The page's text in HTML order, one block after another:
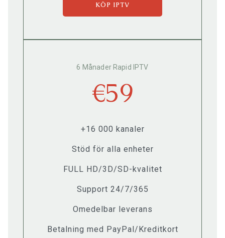
KÖP IPTV
6 Månader Rapid IPTV
€59
+16 000 kanaler
Stöd för alla enheter
FULL HD/3D/SD-kvalitet
Support 24/7/365
Omedelbar leverans
Betalning med PayPal/Kreditkort